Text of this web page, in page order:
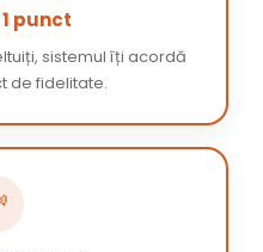
1 punct
sistemul îți acordă
de fidelitate.